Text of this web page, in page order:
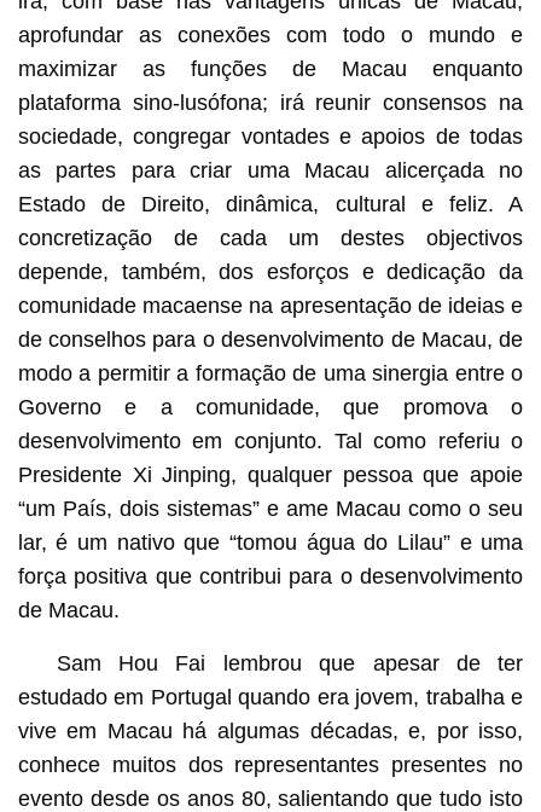
aprofundar as conexões com todo o mundo e
maximizar as funções de Macau enquanto
plataforma sino-lusófona; irá reunir consensos na
sociedade, congregar vontades e apoios de todas
as partes para criar uma Macau alicerçada no
Estado de Direito, dinâmica, cultural e feliz. A
concretização de cada um destes objectivos
depende, também, dos esforços e dedicação da
comunidade macaense na apresentação de ideias e
de conselhos para o desenvolvimento de Macau, de
modo a permitir a formação de uma sinergia entre o
Governo e a comunidade, que promova o
desenvolvimento em conjunto. Tal como referiu o
Presidente Xi Jinping, qualquer pessoa que apoie
“um País, dois sistemas” e ame Macau como o seu
lar, é um nativo que “tomou água do Lilau” e uma
força positiva que contribui para o desenvolvimento
de Macau.
Sam Hou Fai lembrou que apesar de ter
estudado em Portugal quando era jovem, trabalha e
vive em Macau há algumas décadas, e, por isso,
conhece muitos dos representantes presentes no
evento desde os anos 80, salientando que tudo isto